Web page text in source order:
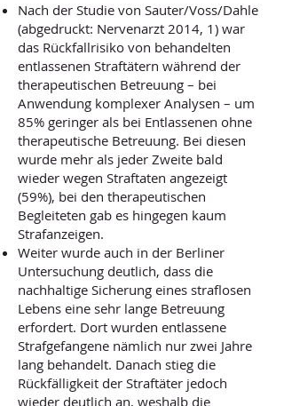
Nach der Studie von Sauter/Voss/Dahle
(abgedruckt: Nervenarzt 2014, 1) war
das Rückfallrisiko von behandelten
entlassenen Straftätern während der
therapeutischen Betreuung – bei
Anwendung komplexer Analysen – um
85% geringer als bei Entlassenen ohne
therapeutische Betreuung. Bei diesen
wurde mehr als jeder Zweite bald
wieder wegen Straftaten angezeigt
(59%), bei den therapeutischen
Begleiteten gab es hingegen kaum
Strafanzeigen.
Weiter wurde auch in der Berliner
Untersuchung deutlich, dass die
nachhaltige Sicherung eines straflosen
Lebens eine sehr lange Betreuung
erfordert. Dort wurden entlassene
Strafgefangene nämlich nur zwei Jahre
lang behandelt. Danach stieg die
Rückfälligkeit der Straftäter jedoch
wieder deutlich an, weshalb die